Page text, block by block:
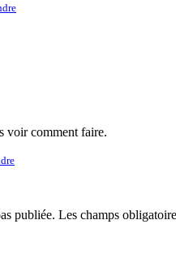
voir comment faire.
publiée. Les champs